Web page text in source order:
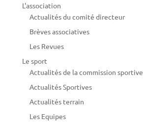
L'association
Actualités du comité directeur
Brèves associatives
Les Revues
Le sport
Actualités de la commission sportive
Actualités Sportives
Actualités terrain
Les Equipes